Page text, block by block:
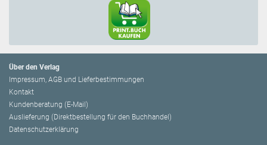
Über den Verlag
Impressum, AGB und Lieferbestimmungen
Kontakt
Kundenberatung (E-Mail)
Auslieferung (Direktbestellung für den Buchhandel)
Datenschutzerklärung